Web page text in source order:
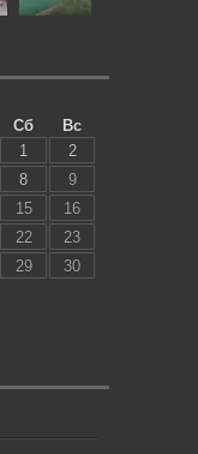
Сб
Вс
1
2
8
9
15
16
22
23
29
30